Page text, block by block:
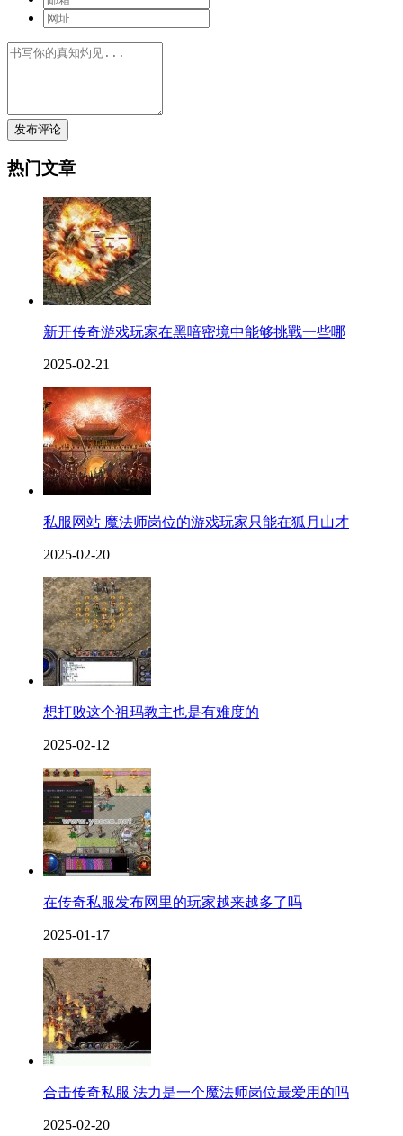
发布评论
热门文章
新开传奇游戏玩家在黑喑密境中能够挑戰一些哪
2025-02-21
私服网站 魔法师岗位的游戏玩家只能在狐月山才
2025-02-20
想打败这个祖玛教主也是有难度的
2025-02-12
在传奇私服发布网里的玩家越来越多了吗
2025-01-17
合击传奇私服 法力是一个魔法师岗位最爱用的吗
2025-02-20